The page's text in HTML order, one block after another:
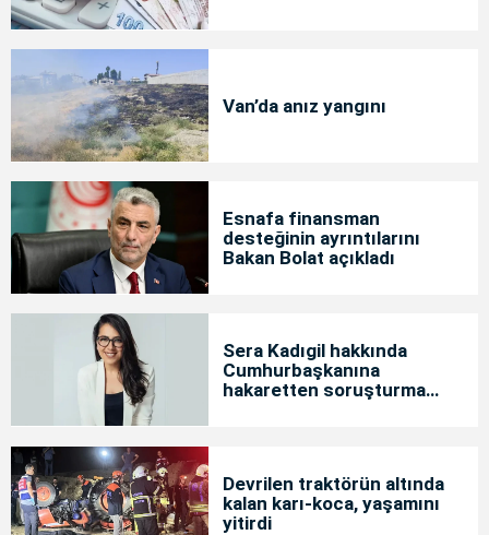
Van’da anız yangını
Esnafa finansman
desteğinin ayrıntılarını
Bakan Bolat açıkladı
Sera Kadıgil hakkında
Cumhurbaşkanına
hakaretten soruşturma
Devrilen traktörün altında
kalan karı-koca, yaşamını
yitirdi